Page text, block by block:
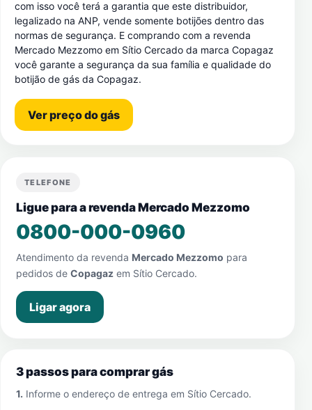
com isso você terá a garantia que este distribuidor,
legalizado na ANP, vende somente botijões dentro das
normas de segurança. E comprando com a revenda
Mercado Mezzomo em Sítio Cercado da marca Copagaz
você garante a segurança da sua família e qualidade do
botijão de gás da Copagaz.
Ver preço do gás
TELEFONE
Ligue para a revenda Mercado Mezzomo
0800-000-0960
Atendimento da revenda Mercado Mezzomo para
pedidos de Copagaz em Sítio Cercado.
Ligar agora
3 passos para comprar gás
1. Informe o endereço de entrega em Sítio Cercado.